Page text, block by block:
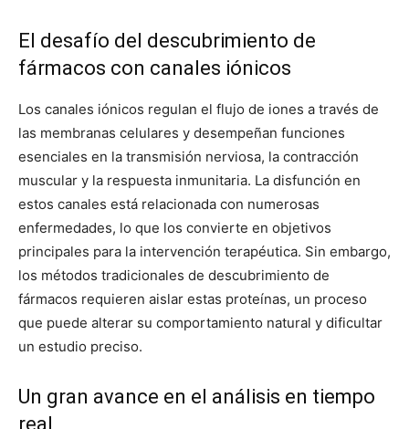
El desafío del descubrimiento de
fármacos con canales iónicos
Los canales iónicos regulan el flujo de iones a través de
las membranas celulares y desempeñan funciones
esenciales en la transmisión nerviosa, la contracción
muscular y la respuesta inmunitaria. La disfunción en
estos canales está relacionada con numerosas
enfermedades, lo que los convierte en objetivos
principales para la intervención terapéutica. Sin embargo,
los métodos tradicionales de descubrimiento de
fármacos requieren aislar estas proteínas, un proceso
que puede alterar su comportamiento natural y dificultar
un estudio preciso.
Un gran avance en el análisis en tiempo
real